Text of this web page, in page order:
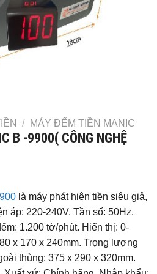
/ MÁY ĐẾM TIỀN MANIC
B -9900( CÔNG NGHỆ
là máy phát hiện tiền siêu giả,
áp: 220-240V. Tần số: 50Hz.
1.200 tờ/phút. Hiển thị: 0-
x 170 x 240mm. Trọng lượng
thùng: 375 x 290 x 320mm.